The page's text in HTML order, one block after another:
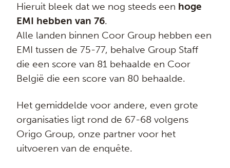
Hieruit bleek dat we nog steeds een hoge
EMI hebben van 76.
Alle landen binnen Coor Group hebben een
EMI tussen de 75-77, behalve Group Staff
die een score van 81 behaalde en Coor
België die een score van 80 behaalde.
Het gemiddelde voor andere, even grote
organisaties ligt rond de 67-68 volgens
Origo Group, onze partner voor het
uitvoeren van de enquête.